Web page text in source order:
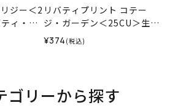
ジー＜2
ィ・フ
リバティプリント コテー
ジ・ガーデン＜25CU＞生地
（リバティ・ファブリック
ス）2025AW
¥374 (税込)
ゴリーから探す